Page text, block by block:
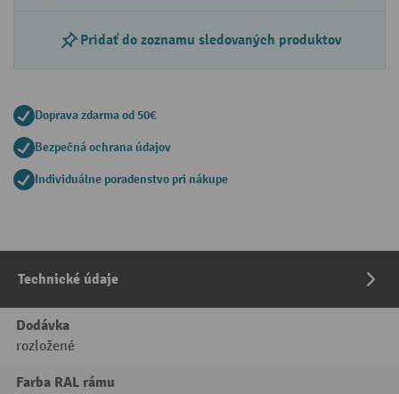
Pridať do zoznamu sledovaných produktov
Doprava zdarma od 50€
Bezpečná ochrana údajov
Individuálne poradenstvo pri nákupe
Technické údaje
Dodávka
rozložené
Farba RAL rámu